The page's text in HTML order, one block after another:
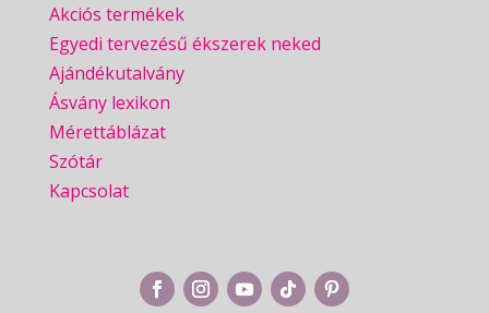
Akciós termékek
Egyedi tervezésű ékszerek neked
Ajándékutalvány
Ásvány lexikon
Mérettáblázat
Szótár
Kapcsolat